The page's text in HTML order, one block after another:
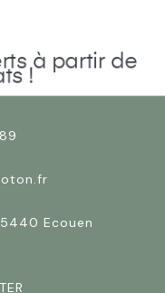
à partir de
!
Ecouen